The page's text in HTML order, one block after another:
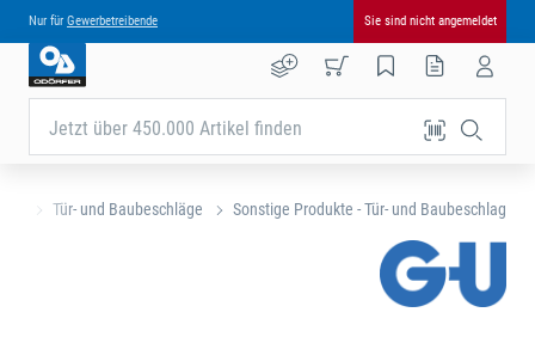
Nur für Gewerbetreibende Sie sind nicht angemeldet
Jetzt über 450.000 Artikel finden
Tür- und Baubeschläge Sonstige Produkte - Tür- und Baubeschlag